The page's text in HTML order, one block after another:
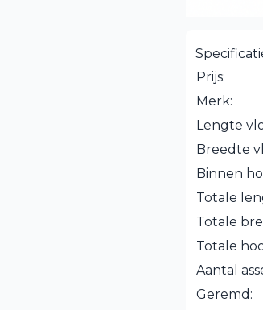
Prijs:
Merk:
Lengte
Breedte
Binnen
Totale
Totale
Totale
Aantal
Geremd: